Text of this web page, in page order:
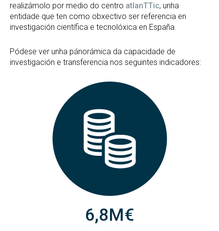
realizámolo por medio do centro atlanTTic, unha
entidade que ten como obxectivo ser referencia en
investigación científica e tecnolóxica en España.
Pódese ver unha pánorámica da capacidade de
investigación e transferencia nos seguintes indicadores:
6,8M€